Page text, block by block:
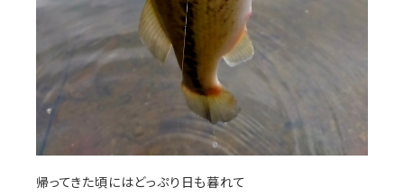
帰ってきた頃にはどっぷり日も暮れて